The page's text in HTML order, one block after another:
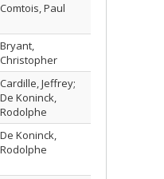
Comtois, Paul
Bryant,
Christopher
Cardille, Jeffrey;
De Koninck,
Rodolphe
De Koninck,
Rodolphe